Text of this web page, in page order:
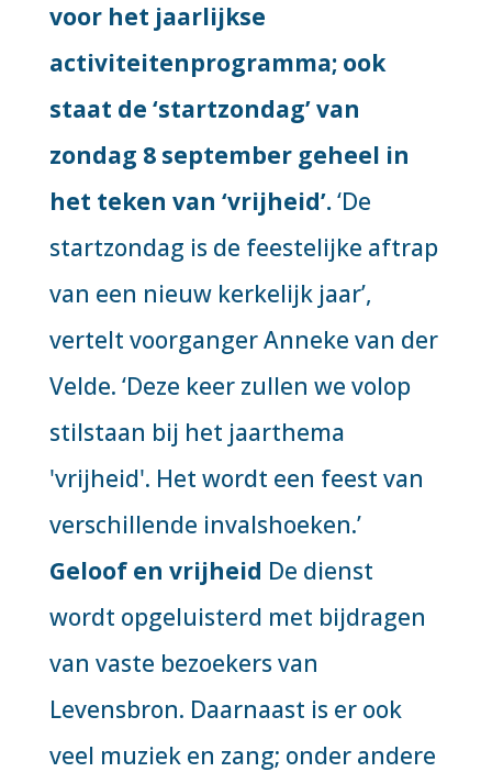
voor het jaarlijkse
activiteitenprogramma; ook
staat de ‘startzondag’ van
zondag 8 september geheel in
het teken van ‘vrijheid’.‘De
startzondag is de feestelijke aftrap
van een nieuw kerkelijk jaar’,
vertelt voorganger Anneke van der
Velde. ‘Deze keer zullen we volop
stilstaan bij het jaarthema
'vrijheid'. Het wordt een feest van
verschillende invalshoeken.’
Geloof en vrijheid De dienst
wordt opgeluisterd met bijdragen
van vaste bezoekers van
Levensbron. Daarnaast is er ook
veel muziek en zang; onder andere